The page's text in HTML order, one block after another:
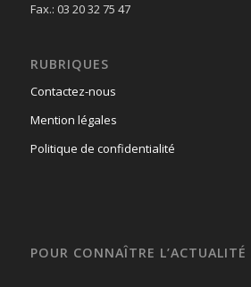
Fax.: 03 20 32 75 47
RUBRIQUES
Contactez-nous
Mention légales
Politique de confidentialité
POUR CONNAÎTRE